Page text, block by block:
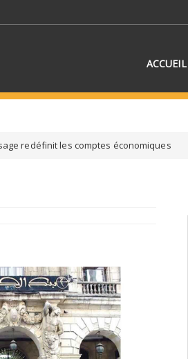
ACCUEIL
SÉLECTIONNEZ UN/DES
redéfinit les comptes économiques